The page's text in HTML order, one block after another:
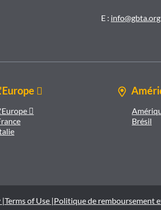
E : info@gbta.org


Brésil
|Terms of Use |Politique de remboursement